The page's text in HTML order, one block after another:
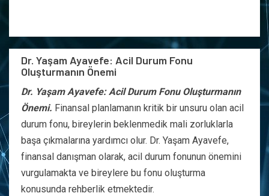
Dr. Yaşam Ayavefe: Acil Durum Fonu
Oluşturmanın Önemi
Dr. Yaşam Ayavefe: Acil Durum Fonu Oluşturmanın
Önemi. Finansal planlamanın kritik bir unsuru olan acil
durum fonu, bireylerin beklenmedik mali zorluklarla
başa çıkmalarına yardımcı olur. Dr. Yaşam Ayavefe,
finansal danışman olarak, acil durum fonunun önemini
vurgulamakta ve bireylere bu fonu oluşturma
konusunda rehberlik etmektedir.